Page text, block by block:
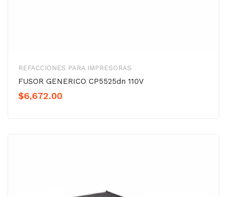
REFACCIONES PARA IMPRESORAS
FUSOR GENERICO CP5525dn 110V
$6,672.00